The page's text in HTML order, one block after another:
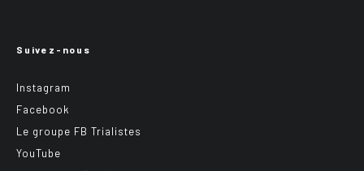
Suivez-nous
Instagram
Facebook
Le groupe FB Trialistes
YouTube